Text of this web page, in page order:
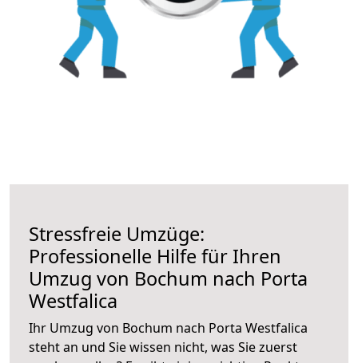
Stressfreie Umzüge:
Professionelle Hilfe für Ihren
Umzug von Bochum nach Porta
Westfalica
Ihr Umzug von Bochum nach Porta Westfalica
steht an und Sie wissen nicht, was Sie zuerst